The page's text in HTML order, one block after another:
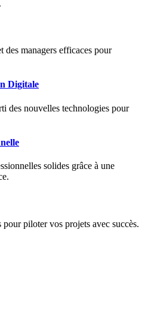
des managers efficaces pour
Digitale
des nouvelles technologies pour
solides grâce à une
piloter vos projets avec succès.